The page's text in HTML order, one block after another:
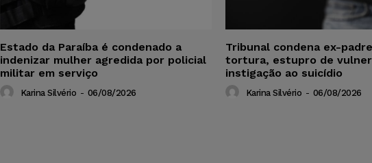
Estado da Paraíba é condenado a
indenizar mulher agredida por policial
militar em serviço
Karina Silvério - 06/08/2026
Tribunal condena ex-
tortura, estupro de
instigação ao suicídio
Karina Silvério - 06/08/2026